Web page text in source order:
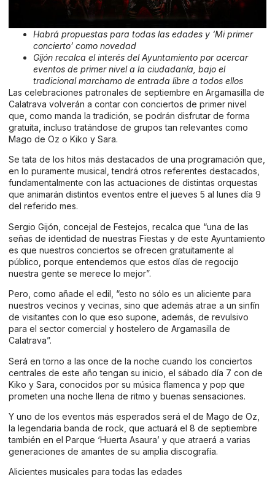
Habrá propuestas para todas las edades y ‘Mi primer
concierto’ como novedad
Gijón recalca el interés del Ayuntamiento por acercar
eventos de primer nivel a la ciudadanía, bajo el
tradicional marchamo de entrada libre a todos ellos
Las celebraciones patronales de septiembre en Argamasilla de
Calatrava volverán a contar con conciertos de primer nivel
que, como manda la tradición, se podrán disfrutar de forma
gratuita, incluso tratándose de grupos tan relevantes como
Mago de Oz o Kiko y Sara.
Se tata de los hitos más destacados de una programación que,
en lo puramente musical, tendrá otros referentes destacados,
fundamentalmente con las actuaciones de distintas orquestas
que animarán distintos eventos entre el jueves 5 al lunes día 9
del referido mes.
Sergio Gijón, concejal de Festejos, recalca que “una de las
señas de identidad de nuestras Fiestas y de este Ayuntamiento
es que nuestros conciertos se ofrecen gratuitamente al
público, porque entendemos que estos días de regocijo
nuestra gente se merece lo mejor”.
Pero, como añade el edil, “esto no sólo es un aliciente para
nuestros vecinos y vecinas, sino que además atrae a un sinfín
de visitantes con lo que eso supone, además, de revulsivo
para el sector comercial y hostelero de Argamasilla de
Calatrava”.
Será en torno a las once de la noche cuando los conciertos
centrales de este año tengan su inicio, el sábado día 7 con de
Kiko y Sara, conocidos por su música flamenca y pop que
prometen una noche llena de ritmo y buenas sensaciones.
Y uno de los eventos más esperados será el de Mago de Oz,
la legendaria banda de rock, que actuará el 8 de septiembre
también en el Parque ‘Huerta Asaura’ y que atraerá a varias
generaciones de amantes de su amplia discografía.
Alicientes musicales para todas las edades